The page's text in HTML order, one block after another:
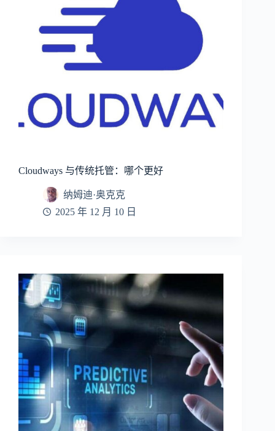
Cloudways 与传统托管：哪个更好
纳姆迪·奥克克
2025 年 12 月 10 日